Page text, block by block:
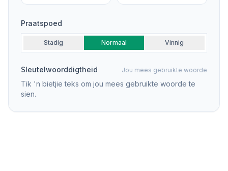
Praatspoed
Stadig Normaal Vinnig
Sleutelwoorddigtheid Jou mees gebruikte woorde
Tik 'n bietjie teks om jou mees gebruikte woorde te
sien.